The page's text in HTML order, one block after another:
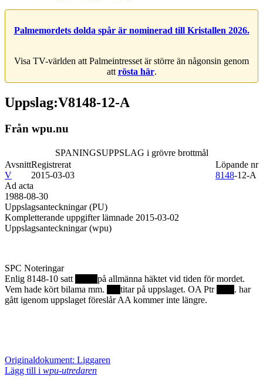
Palmemordets dolda spår är nominerad till Kristallen 2026.
Visa TV-världen att Palmeintresset är större än någonsin genom
att rösta här.
Uppslag:V8148-12-A
Från wpu.nu
SPANINGSUPPSLAG i grövre brottmål
Avsnitt
V
Löpande nr
8148-12-A
Registrerat
2015-03-03
Ad acta
1988-08-30
Uppslagsanteckningar (PU)
Kompletterande uppgifter lämnade 2015-03-02
Uppslagsanteckningar (wpu)
SPC Noteringar
Enlig 8148-10 satt
på allmänna häktet vid tiden för mordet.
Vem hade kört bilama mm.
titar på uppslaget. OA Ptr
. har
gått igenom uppslaget föreslår AA kommer inte längre.
Originaldokument: Liggaren
Lägg till i wpu-utredaren